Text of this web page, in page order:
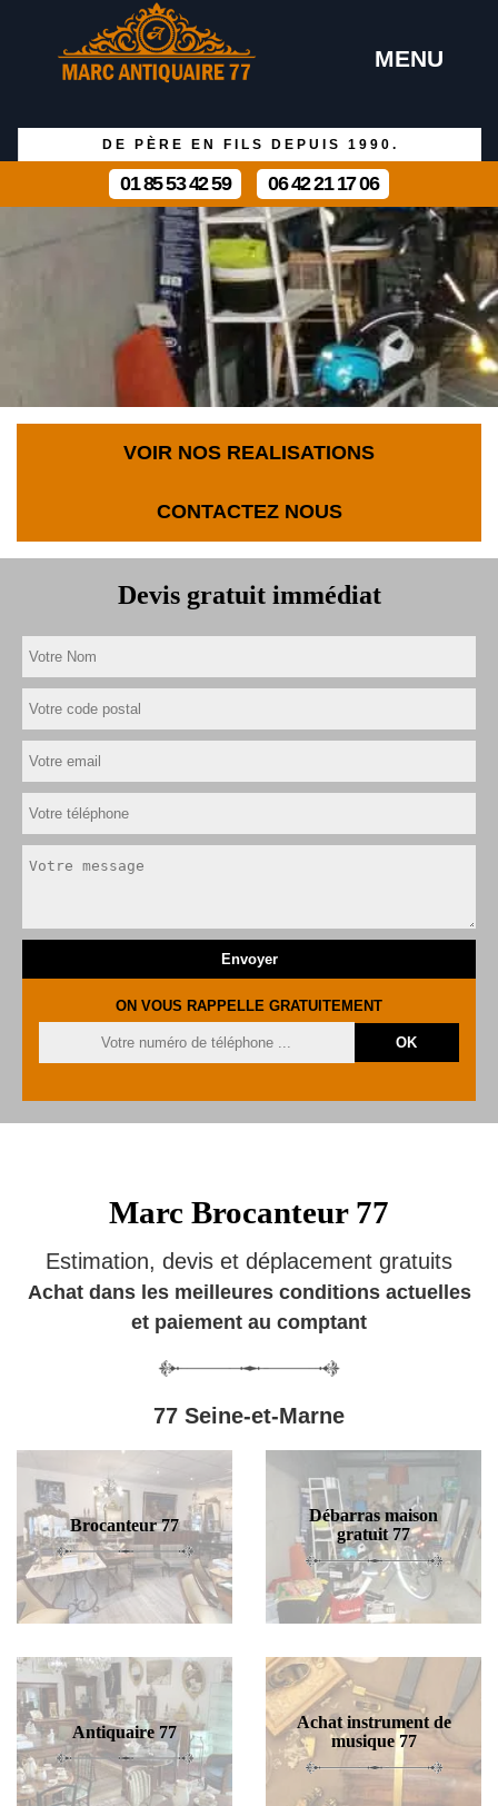
MENU
DE PÈRE EN FILS DEPUIS 1990.
01 85 53 42 59 06 42 21 17 06
VOIR NOS REALISATIONS
CONTACTEZ NOUS
Devis gratuit immédiat
ON VOUS RAPPELLE GRATUITEMENT
Marc Brocanteur 77
Estimation, devis et déplacement gratuits
Achat dans les meilleures conditions actuelles
et paiement au comptant
77 Seine-et-Marne
Brocanteur 77
Débarras maison
gratuit 77
Antiquaire 77
Achat instrument de
musique 77